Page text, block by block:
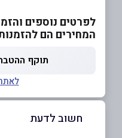
לפרטים נוספים והזמנות: 077-
המחירים הם
תוקף ההטבה עד -
חשוב לדעת